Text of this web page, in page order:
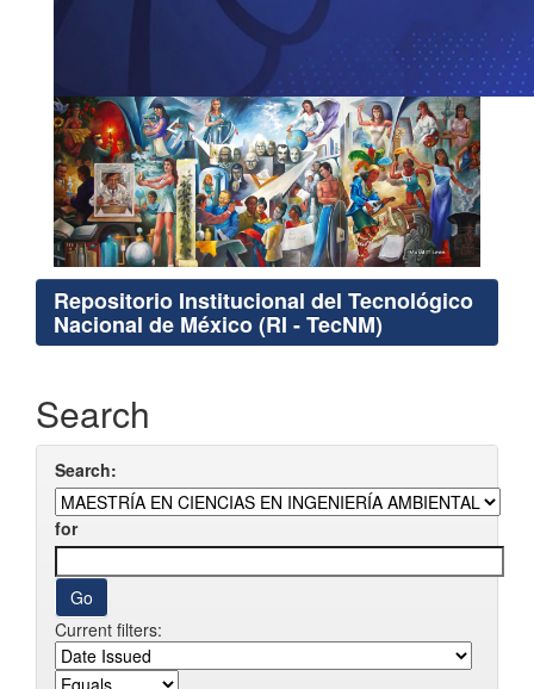
Repositorio Institucional del Tecnológico
Nacional de México (RI - TecNM)
Search
Search:
for
Current filters: